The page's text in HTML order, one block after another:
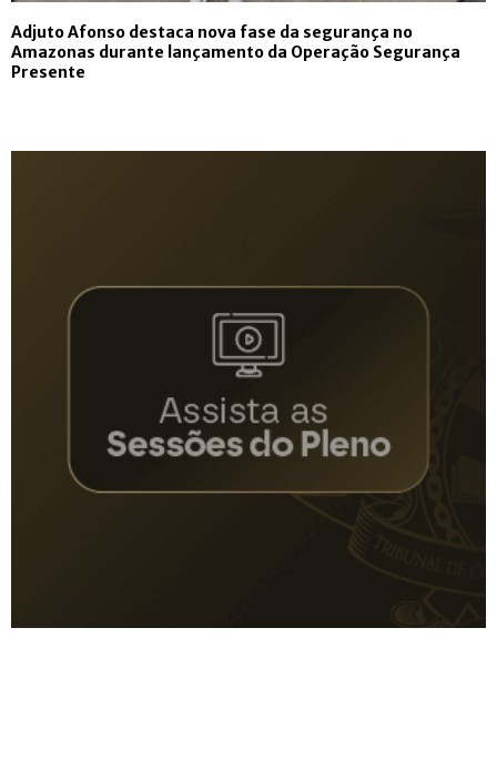
Adjuto Afonso destaca nova fase da segurança no
Amazonas durante lançamento da Operação Segurança
Presente